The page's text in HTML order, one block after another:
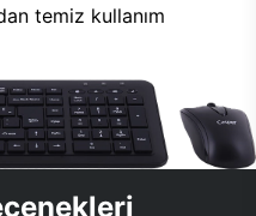
temiz kullanım